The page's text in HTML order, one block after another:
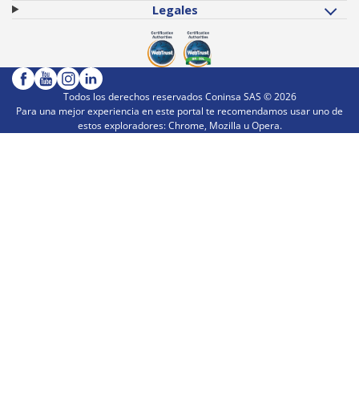
Legales
Todos los derechos reservados Coninsa SAS ©2026
Para una mejor experiencia en este portal te recomendamos usar uno de
estos exploradores: Chrome, Mozilla u Opera.